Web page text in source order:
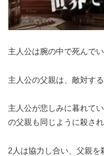
主人公は腕の中で死んで
主人公の父親は、敵対す
主人公が悲しみに暮れて
の父親も同じように殺さ
2人は協力し合い、父親を